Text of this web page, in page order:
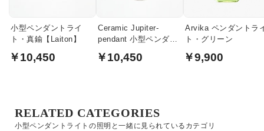
小型ペンダントライ
ト・真鍮【Laiton】
￥10,450
Ceramic Jupiter-
pendant 小型ペンダン
ブラック
￥10,450
Arvika ペンダントラ
ト・グリーン
￥9,900
小型ペンダントライトの照明と一緒に見られているカテゴリ
RELATED CATEGORIES